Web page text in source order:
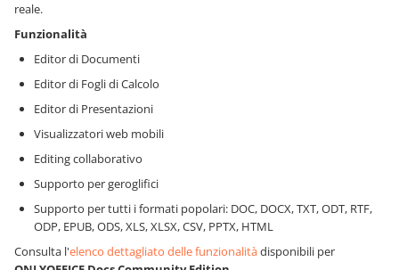
reale.
Funzionalità
Editor di Documenti
Editor di Fogli di Calcolo
Editor di Presentazioni
Visualizzatori web mobili
Editing collaborativo
Supporto per geroglifici
Supporto per tutti i formati popolari: DOC, DOCX, TXT, ODT, RTF,
ODP, EPUB, ODS, XLS, XLSX, CSV, PPTX, HTML
Consulta l'elenco dettagliato delle funzionalitàdisponibili per